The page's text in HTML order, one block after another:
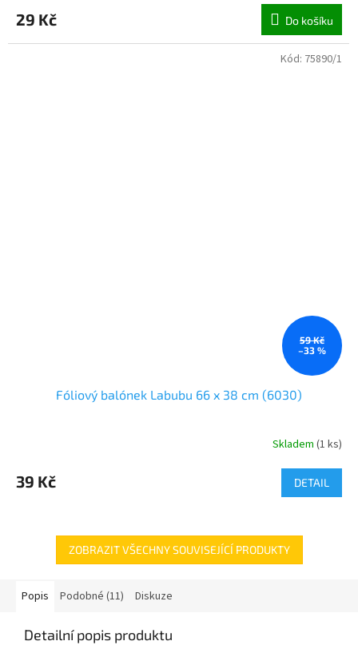
29 Kč Do košíku
59 Kč
–33 %
Fóliový balónek Labubu 66 x 38 cm (6030)
Skladem (1 ks)
39 Kč DETAIL
Kód: 75890/1
ZOBRAZIT VŠECHNY SOUVISEJÍCÍ PRODUKTY
Popis Podobné (11) Diskuze
Detailní popis produktu